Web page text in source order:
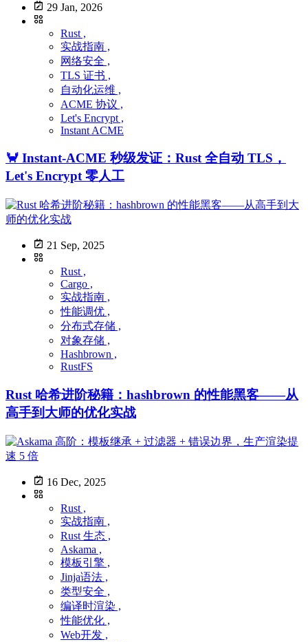
29 Jan, 2026
Rust ,
实战指南 ,
网络安全 ,
TLS 证书 ,
自动化运维 ,
ACME 协议 ,
Let's Encrypt ,
Instant ACME
🦀 Instant-ACME 秒级发证：Rust 全自动 TLS，
Let's Encrypt 零人工
21 Sep, 2025
Rust ,
Cargo ,
实战指南 ,
性能调优 ,
分布式存储 ,
对象存储 ,
Hashbrown ,
RustFS
Rust 哈希进阶秘籍：hashbrown 的性能黑客——从
高手到大师的优化实战
16 Dec, 2025
Rust ,
实战指南 ,
Rust 生态 ,
Askama ,
模板引擎 ,
Jinja语法 ,
类型安全 ,
编译时渲染 ,
性能优化 ,
Web开发 ,